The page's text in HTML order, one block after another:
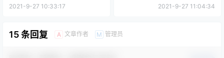
2021-9-27 10:33:17 2021-9-27 11:04:34
15 条回复 A 文章作者 M 管理员